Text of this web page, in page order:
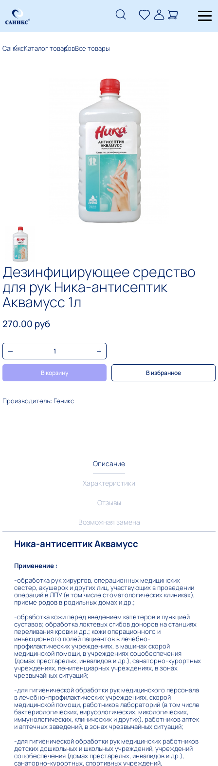
СаниксКаталог товаровВсе товары
Дезинфицирующее средство
для рук Ника-антисептик
Аквамусс 1л
270.00 руб
В корзину В избранное
Производитель: Геникс
Описание
Характеристики
Отзывы
Возможная замена
Ника-антисептик Аквамусс
Применение :
-обработка рук хирургов, операционных медицинских
сестер, акушерок и других лиц, участвующих в проведении
операций в ЛПУ (в том числе стоматологических клиниках),
приеме родов в родильных домах и др.;
-обработка кожи перед введением катетеров и пункцией
суставов; обработка локтевых сгибов доноров на станциях
переливания крови и др.; кожи операционного и
инъекционного полей пациентов в лечебно-
профилактических учреждениях, в машинах скорой
медицинской помощи, в учреждениях соцобеспечения
(домах престарелых, инвалидов и др.), санаторно-курортных
учреждениях, пенитенциарных учреждениях, в зонах
чрезвычайных ситуаций;
-для гигиенической обработки рук медицинского персонала
в лечебно-профилактических учреждениях, скорой
медицинской помощи, работников лабораторий (в том числе
бактериологических, вирусологических, микологических,
иммунологических, клинических и других), работников аптек
и аптечных заведений, в зонах чрезвычайных ситуаций;
-для гигиенической обработки рук медицинских работников
детских дошкольных и школьных учреждений, учреждений
соцобеспечения (домах престарелых, инвалидов и др.),
санаторно-курортных, спортивных учреждений,